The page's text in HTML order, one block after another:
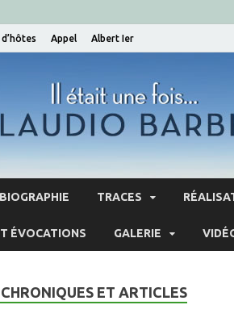
Appel Albert Ier
BIOGRAPHIE TRACES
ÉVOCATIONS GALERIE
CHRONIQUES ET ARTICLES